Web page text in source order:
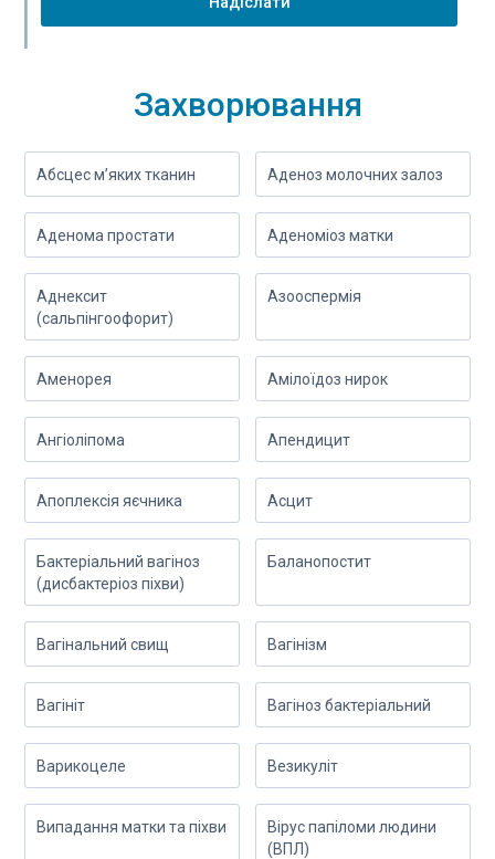
Захворювання
Абсцес м’яких тканин Аденоз молочних залоз
Аденома простати Аденоміоз матки
Аднексит
(сальпінгоофорит)
Азооспермія
Аменорея Амілоїдоз нирок
Ангіоліпома Апендицит
Апоплексія яєчника Асцит
Бактеріальний вагіноз
(дисбактеріоз піхви)
Баланопостит
Вагінальний свищ Вагінізм
Вагініт Вагіноз бактеріальний
Варикоцеле Везикуліт
Випадання матки та піхви
Вірус папіломи людини
(ВПЛ)